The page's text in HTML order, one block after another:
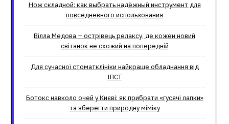
Нож складной: как выбрать надёжный инструмент для
повседневного использования
Вілла Медова – острівець релаксу, де кожен новий
світанок не схожий на попередній
Для сучасної стоматклініки найкраще обладнання від
ІПСТ
Ботокс навколо очей у Києві: як прибрати «гусячі лапки»
та зберегти природну міміку